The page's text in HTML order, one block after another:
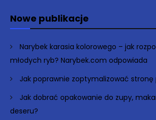
Nowe publikacje
Narybek karasia kolorowego – jak
młodych ryb? Narybek.com odpowiada
Jak poprawnie zoptymalizować stronę
Jak dobrać opakowanie do zupy,
deseru?